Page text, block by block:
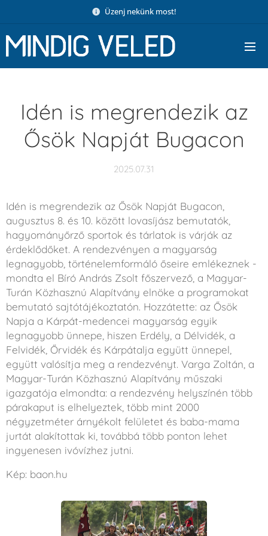
Üzenj nekünk most!
Idén is megrendezik az
Ősök Napját Bugacon
2025.07.31
Idén is megrendezik az Ősök Napját Bugacon,
augusztus 8. és 10. között lovasíjász bemutatók,
hagyományőrző sportok és tárlatok is várják az
érdeklődőket. A rendezvényen a magyarság
legnagyobb, történelemformáló őseire emlékeznek -
mondta el Bíró András Zsolt főszervező, a Magyar-
Turán Közhasznú Alapítvány elnöke a programokat
bemutató sajtótájékoztatón. Hozzátette: az Ősök
Napja a Kárpát-medencei magyarság egyik
legnagyobb ünnepe, hiszen Erdély, a Délvidék, a
Felvidék, Őrvidék és Kárpátalja együtt ünnepel,
együtt valósítja meg a rendezvényt. Varga Zoltán, a
Magyar-Turán Közhasznú Alapítvány műszaki
igazgatója elmondta: a rendezvény helyszínén több
párakaput is elhelyeztek, több mint 2000
négyzetméter árnyékolt felületet és baba-mama
jurtát alakítottak ki, továbbá több ponton lehet
ingyenesen ivóvízhez jutni.
Kép: baon.hu